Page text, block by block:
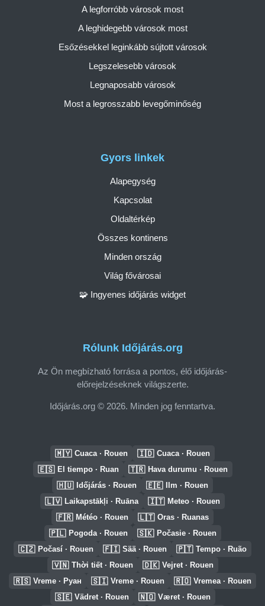
Rólunk Időjárás.org
Az Ön megbízható forrása a pontos, élő időjárás-
előrejelzéseknek világszerte.
Időjárás.org © 2026. Minden jog fenntartva.
Gyors linkek
Alapegység
Kapcsolat
Oldaltérkép
Összes kontinens
Minden ország
Világ fővárosai
🧩 Ingyenes időjárás widget
A legforróbb városok most
A leghidegebb városok most
Esőzésekkel leginkább sújtott városok
Legszelesebb városok
Legnaposabb városok
Most a legrosszabb levegőminőség
🇲🇾 Cuaca · Rouen 🇮🇩 Cuaca · Rouen
🇪🇸 El tiempo · Ruan 🇹🇷 Hava durumu · Rouen
🇭🇺 Időjárás · Rouen 🇪🇪 Ilm · Rouen
🇱🇻 Laikapstākļi · Ruāna 🇮🇹 Meteo · Rouen
🇫🇷 Météo · Rouen 🇱🇹 Oras · Ruanas
🇵🇱 Pogoda · Rouen 🇸🇰 Počasie · Rouen
🇨🇿 Počasí · Rouen 🇫🇮 Sää · Rouen 🇵🇹 Tempo · Ruão
🇻🇳 Thời tiết · Rouen 🇩🇰 Vejret · Rouen
🇷🇸 Vreme · Руан 🇸🇮 Vreme · Rouen 🇷🇴 Vremea · Rouen
🇸🇪 Vädret · Rouen 🇳🇴 Været · Rouen